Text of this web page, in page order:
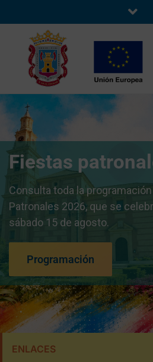
Fiestas
Consulta toda la
Patronales 2026, que se
sábado 15 de agosto.
Programación
ENLACES